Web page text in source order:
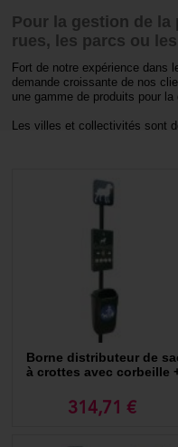
Pour la gestion de
rues, les parcs ou
Fort de notre expérience dans
demande croissante de nos
une gamme de produits pour
Les villes et collectivités sont
gestion quotidienne des
des bornes de distribution de
Site, espace spécialement
Des installations qui
des espaces publics
Nous proposons également
traitement en compostage des
produits désinfectant pour les
> En savoir plus sur ces
Borne distributeur de
à crottes avec corbeille
314,71 €